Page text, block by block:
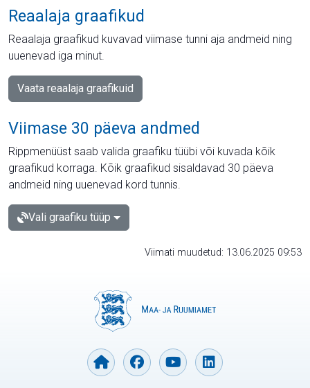
Reaalaja graafikud
Reaalaja graafikud kuvavad viimase tunni aja andmeid ning
uuenevad iga minut.
Vaata reaalaja graafikuid
Viimase 30 päeva andmed
Rippmenüüst saab valida graafiku tüübi või kuvada kõik
graafikud korraga. Kõik graafikud sisaldavad 30 päeva
andmeid ning uuenevad kord tunnis.
Vali graafiku tüüp
Viimati muudetud: 13.06.2025 09:53